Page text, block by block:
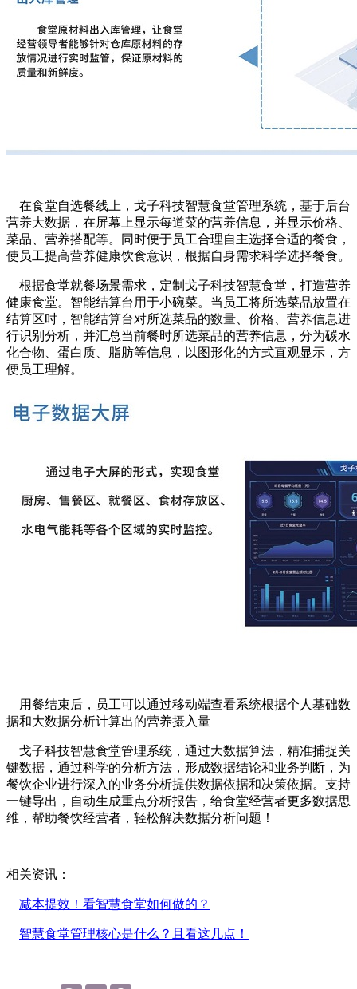
在食堂自选餐线上，戈子科技智慧食堂管理系统，基于后台
营养大数据，在屏幕上显示每道菜的营养信息，并显示价格、
菜品、营养搭配等。同时便于员工合理自主选择合适的餐食，
使员工提高营养健康饮食意识，根据自身需求科学选择餐食。
根据食堂就餐场景需求，定制戈子科技智慧食堂，打造营养
健康食堂。智能结算台用于小碗菜。当员工将所选菜品放置在
结算区时，智能结算台对所选菜品的数量、价格、营养信息进
行识别分析，并汇总当前餐时所选菜品的营养信息，分为碳水
化合物、蛋白质、脂肪等信息，以图形化的方式直观显示，方
便员工理解。
用餐结束后，员工可以通过移动端查看系统根据个人基础数
据和大数据分析计算出的营养摄入量
戈子科技智慧食堂管理系统，通过大数据算法，精准捕捉关
键数据，通过科学的分析方法，形成数据结论和业务判断，为
餐饮企业进行深入的业务分析提供数据依据和决策依据。支持
一键导出，自动生成重点分析报告，给食堂经营者更多数据思
维，帮助餐饮经营者，轻松解决数据分析问题！
相关资讯：
减本提效！看智慧食堂如何做的？
智慧食堂管理核心是什么？且看这几点！